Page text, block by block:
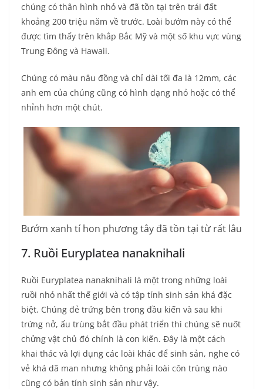
chúng có thân hình nhỏ và đã tồn tại trên trái đất
khoảng 200 triệu năm về trước. Loài bướm này có thể
được tìm thấy trên khắp Bắc Mỹ và một số khu vực vùng
Trung Đông và Hawaii.
Chúng có màu nâu đồng và chỉ dài tối đa là 12mm, các
anh em của chúng cũng có hình dạng nhỏ hoặc có thể
nhỉnh hơn một chút.
Bướm xanh tí hon phương tây đã tồn tại từ rất lâu
7. Ruồi Euryplatea nanaknihali
Ruồi Euryplatea nanaknihali là một trong những loài
ruồi nhỏ nhất thế giới và có tập tính sinh sản khá đặc
biệt. Chúng đẻ trứng bên trong đầu kiến và sau khi
trứng nở, ấu trùng bắt đầu phát triển thì chúng sẽ nuốt
chửng vật chủ đó chính là con kiến. Đây là một cách
khai thác và lợi dụng các loài khác để sinh sản, nghe có
vẻ khá dã man nhưng không phải loài côn trùng nào
cũng có bản tính sinh sản như vậy.